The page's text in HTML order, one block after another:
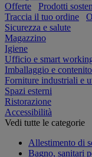
Offerte Prodotti
Traccia il tuo ordine
Sicurezza e salute
Magazzino
Igiene
Ufficio e smart
Imballaggio e
Forniture industriali e
Spazi esterni
Ristorazione
Accessibilità
Vedi tutte le categorie
Allestimento di
Bagno, sanitari